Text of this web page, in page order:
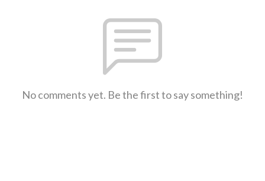
No comments yet. Be the first to say something!